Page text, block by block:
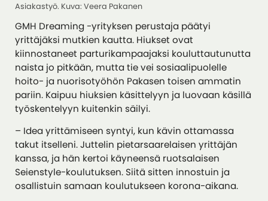
Asiakastyö. Kuva: Veera Pakanen
GMH Dreaming -yrityksen perustaja päätyi
yrittäjäksi mutkien kautta. Hiukset ovat
kiinnostaneet parturikampaajaksi kouluttautunutta
naista jo pitkään, mutta tie vei sosiaalipuolelle
hoito- ja nuorisotyöhön Pakasen toisen ammatin
pariin. Kaipuu hiuksien käsittelyyn ja luovaan käsillä
työskentelyyn kuitenkin säilyi.
– Idea yrittämiseen syntyi, kun kävin ottamassa
takut itselleni. Juttelin pietarsaarelaisen yrittäjän
kanssa, ja hän kertoi käyneensä ruotsalaisen
Seienstyle-koulutuksen. Siitä sitten innostuin ja
osallistuin samaan koulutukseen korona-aikana.